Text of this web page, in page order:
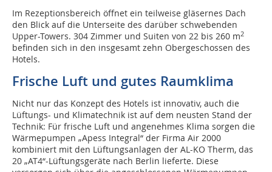
Im Rezeptionsbereich öffnet ein teilweise gläsernes Dach
den Blick auf die Unterseite des darüber schwebenden
Upper-Towers. 304 Zimmer und Suiten von 22 bis 260 m2
befinden sich in den insgesamt zehn Obergeschossen des
Hotels.
Frische Luft und gutes Raumklima
Nicht nur das Konzept des Hotels ist innovativ, auch die
Lüftungs- und Klimatechnik ist auf dem neusten Stand der
Technik: Für frische Luft und angenehmes Klima sorgen die
Wärmepumpen „Apess Inte­gral“ der Firma Air 2000
kombiniert mit den Lüftungsanlagen der AL-KO Therm, das
20 „AT4“-Lüftungsgeräte nach Berlin lieferte. Diese